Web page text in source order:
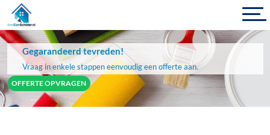
Gegarandeerd tevreden!
Vraag in enkele stappen eenvoudig een offerte aan.
OFFERTE OPVRAGEN